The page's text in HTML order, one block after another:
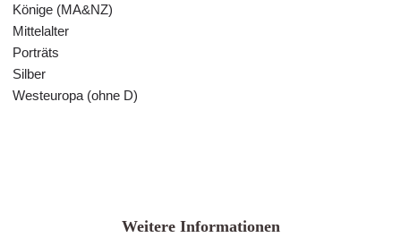
Könige (MA&NZ)
Mittelalter
Porträts
Silber
Westeuropa (ohne D)
Weitere Informationen